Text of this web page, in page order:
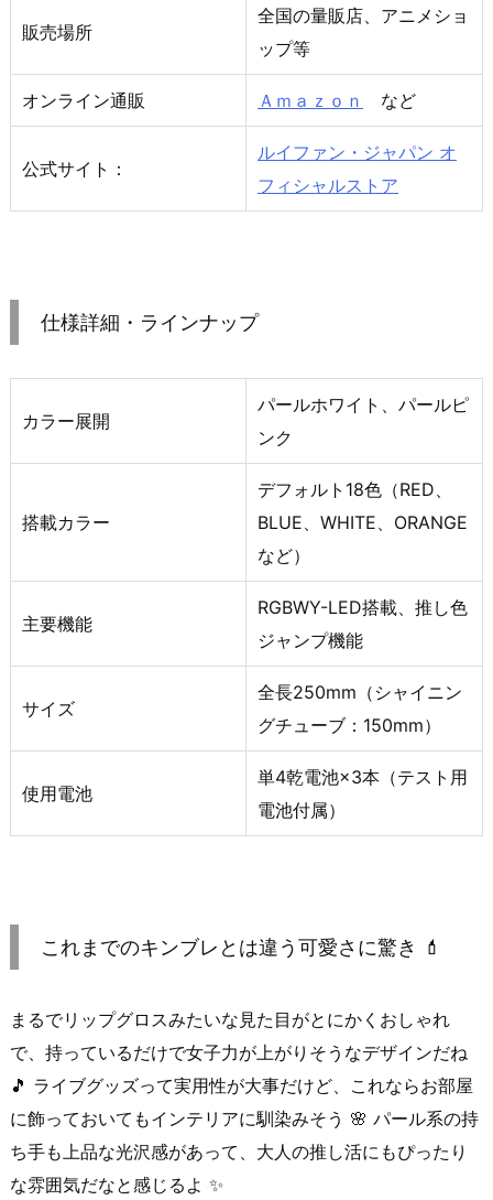
販売場所
全国の量販店、アニメショ
ップ等
オンライン通販 Ａｍａｚｏｎ など
公式サイト：
ルイファン・ジャパン オ
フィシャルストア
仕様詳細・ラインナップ
カラー展開
パールホワイト、パールピ
ンク
搭載カラー
デフォルト18色（RED、
BLUE、WHITE、ORANGE
など）
主要機能
RGBWY-LED搭載、推し色
ジャンプ機能
サイズ
全長250mm（シャイニン
グチューブ：150mm）
使用電池
単4乾電池×3本（テスト用
電池付属）
これまでのキンブレとは違う可愛さに驚き 💄
まるでリップグロスみたいな見た目がとにかくおしゃれ
で、持っているだけで女子力が上がりそうなデザインだね
🎵 ライブグッズって実用性が大事だけど、これならお部屋
に飾っておいてもインテリアに馴染みそう 🌸 パール系の持
ち手も上品な光沢感があって、大人の推し活にもぴったり
な雰囲気だなと感じるよ ✨